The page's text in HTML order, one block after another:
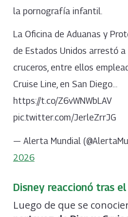
la pornografía infantil.
La Oficina de Aduanas y
de Estados Unidos arrestó
cruceros, entre ellos
Cruise Line, en San Diego…
https://t.co/Z6vWNWbLAV
pic.twitter.com/JerleZrrJG
— Alerta Mundial
2026
Disney reaccionó tras
Luego de que se